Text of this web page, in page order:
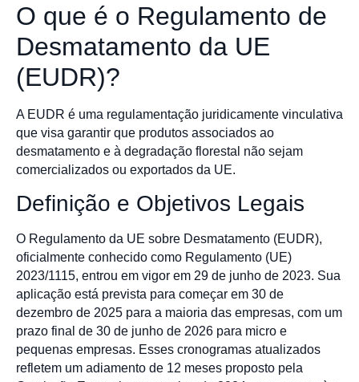
O que é o Regulamento de
Desmatamento da UE
(EUDR)?
A EUDR é uma regulamentação juridicamente vinculativa
que visa garantir que produtos associados ao
desmatamento e à degradação florestal não sejam
comercializados ou exportados da UE.
Definição e Objetivos Legais
O Regulamento da UE sobre Desmatamento (EUDR),
oficialmente conhecido como Regulamento (UE)
2023/1115, entrou em vigor em 29 de junho de 2023. Sua
aplicação está prevista para começar em 30 de
dezembro de 2025 para a maioria das empresas, com um
prazo final de 30 de junho de 2026 para micro e
pequenas empresas. Esses cronogramas atualizados
refletem um adiamento de 12 meses proposto pela